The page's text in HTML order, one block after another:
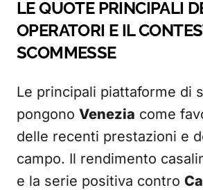
LE QUOTE PRINCIPALI
OPERATORI E IL
SCOMMESSE
Le principali piattaforme di
pongono Venezia come
delle recenti prestazioni e
campo. Il rendimento
e la serie positiva contro